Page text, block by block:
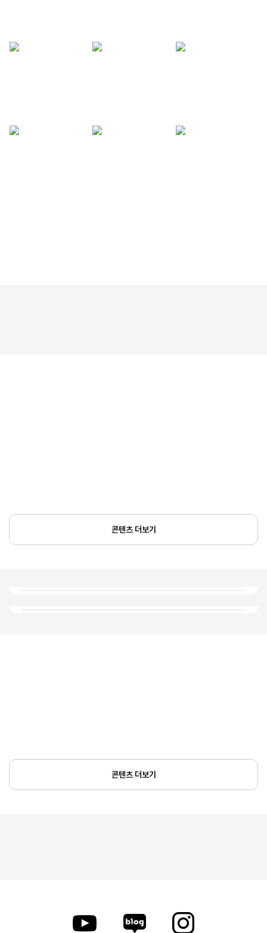
콘텐츠 더보기
콘텐츠 더보기